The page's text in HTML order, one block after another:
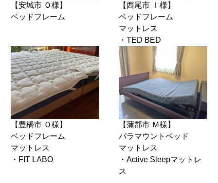
【安城市 Ｏ様】
ベッドフレーム
【西尾市 Ｉ様】
ベッドフレーム
マットレス
・TED BED
【豊橋市 Ｏ様】
ベッドフレーム
マットレス
・FIT LABO
【蒲郡市 Ｍ様】
パラマウントベッド
マットレス
・Active Sleepマットレ
ス